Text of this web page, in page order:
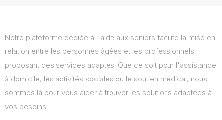
Notre plateforme dédiée à l'aide aux seniors facilite la mise en
relation entre les personnes âgées et les professionnels
proposant des services adaptés. Que ce soit pour l'assistance
à domicile, les activités sociales ou le soutien médical, nous
sommes là pour vous aider à trouver les solutions adaptées à
vos besoins.